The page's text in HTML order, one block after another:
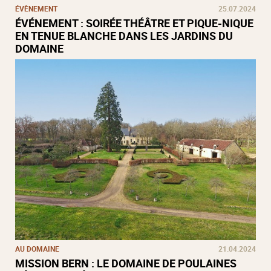
ÉVÈNEMENT 25.07.2024
ÉVÉNEMENT : SOIRÉE THÉÂTRE ET PIQUE-NIQUE
EN TENUE BLANCHE DANS LES JARDINS DU
DOMAINE
AU DOMAINE 21.04.2024
MISSION BERN : LE DOMAINE DE POULAINES